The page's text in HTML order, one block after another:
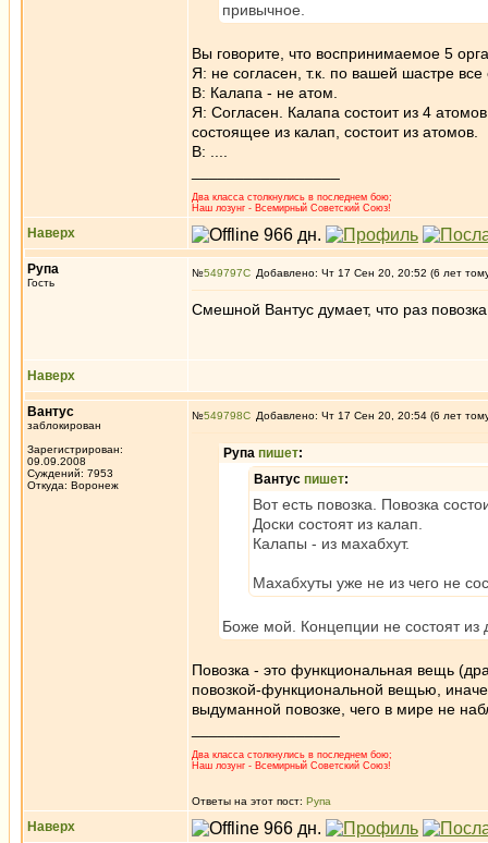
привычное.
Вы говорите, что воспринимаемое 5
Я: не согласен, т.к. по вашей шастре все
В: Калапа - не атом.
Я: Согласен. Калапа состоит из 4
состоящее из калап, состоит из атомов.
В: ....
Два класса столкнулись в последнем бою;
Наш лозунг - Всемирный Советский Союз!
Наверх
Рупа
Гость
№549797 Добавлено: Чт 17 Сен 20, 20:52 (6 лет
Смешной Вантус думает, что раз
Наверх
Вантус
заблокирован
Зарегистрирован:
09.09.2008
Суждений: 7953
Откуда: Воронеж
№549798 Добавлено: Чт 17 Сен 20, 20:54 (6 лет
Рупа пишет:
Вантус пишет:
Вот есть повозка. Повозка
Доски состоят из калап.
Калапы - из махабхут.
Махабхуты уже не из чего не
Боже мой. Концепции не состоят
Повозка - это функциональная вещь
повозкой-функциональной вещью,
выдуманной повозке, чего в мире не
Два класса столкнулись в последнем бою;
Наш лозунг - Всемирный Советский Союз!
Ответы на этот пост: Рупа
Наверх